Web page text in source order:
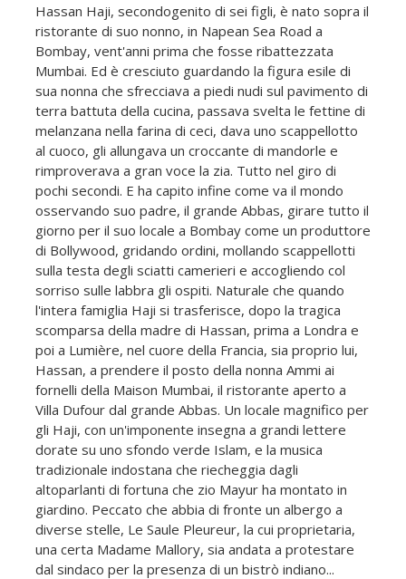
Hassan Haji, secondogenito di sei figli, è nato sopra il
ristorante di suo nonno, in Napean Sea Road a
Bombay, vent'anni prima che fosse ribattezzata
Mumbai. Ed è cresciuto guardando la figura esile di
sua nonna che sfrecciava a piedi nudi sul pavimento di
terra battuta della cucina, passava svelta le fettine di
melanzana nella farina di ceci, dava uno scappellotto
al cuoco, gli allungava un croccante di mandorle e
rimproverava a gran voce la zia. Tutto nel giro di
pochi secondi. E ha capito infine come va il mondo
osservando suo padre, il grande Abbas, girare tutto il
giorno per il suo locale a Bombay come un produttore
di Bollywood, gridando ordini, mollando scappellotti
sulla testa degli sciatti camerieri e accogliendo col
sorriso sulle labbra gli ospiti. Naturale che quando
l'intera famiglia Haji si trasferisce, dopo la tragica
scomparsa della madre di Hassan, prima a Londra e
poi a Lumière, nel cuore della Francia, sia proprio lui,
Hassan, a prendere il posto della nonna Ammi ai
fornelli della Maison Mumbai, il ristorante aperto a
Villa Dufour dal grande Abbas. Un locale magnifico per
gli Haji, con un'imponente insegna a grandi lettere
dorate su uno sfondo verde Islam, e la musica
tradizionale indostana che riecheggia dagli
altoparlanti di fortuna che zio Mayur ha montato in
giardino. Peccato che abbia di fronte un albergo a
diverse stelle, Le Saule Pleureur, la cui proprietaria,
una certa Madame Mallory, sia andata a protestare
dal sindaco per la presenza di un bistrò indiano...